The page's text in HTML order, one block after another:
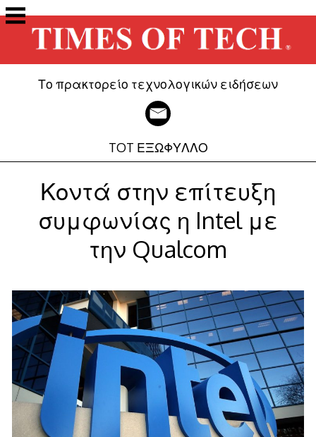
Μετάβαση
στο
περιεχόμενο
Το πρακτορείο τεχνολογικών ειδήσεων
TOT ΕΞΩΦΥΛΛΟ
Κοντά στην επίτευξη
συμφωνίας η Intel με
την Qualcom